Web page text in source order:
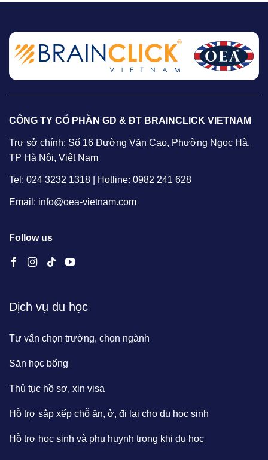
CÔNG TY CỔ PHẦN GD & ĐT BRAINCLICK VIETNAM
Trự sở chính: Số 16 Đường Văn Cao, Phường Ngọc Hà,
TP Hà Nội, Việt Nam
Tel: 024 3232 1318 | Hotline: 0982 241 628
Email: info@oea-vietnam.com
Follow us
Dịch vụ du học
Tư vấn chọn trường, chọn ngành
Săn học bổng
Thủ tục hồ sơ, xin visa
Hỗ trợ sắp xếp chỗ ăn, ở, đi lại cho du học sinh
Hỗ trợ học sinh và phụ huynh trong khi du học